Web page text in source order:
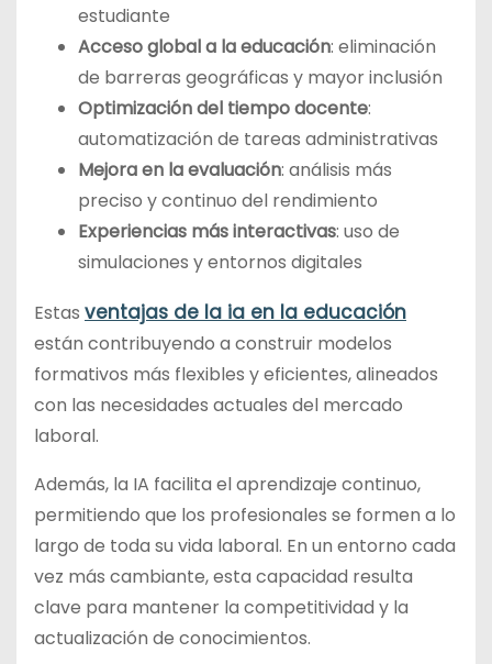
estudiante
Acceso global a la educación: eliminación
de barreras geográficas y mayor inclusión
Optimización del tiempo docente:
automatización de tareas administrativas
Mejora en la evaluación: análisis más
preciso y continuo del rendimiento
Experiencias más interactivas: uso de
simulaciones y entornos digitales
Estas ventajas de la ia en la educación
están contribuyendo a construir modelos
formativos más flexibles y eficientes, alineados
con las necesidades actuales del mercado
laboral.
Además, la IA facilita el aprendizaje continuo,
permitiendo que los profesionales se formen a lo
largo de toda su vida laboral. En un entorno cada
vez más cambiante, esta capacidad resulta
clave para mantener la competitividad y la
actualización de conocimientos.